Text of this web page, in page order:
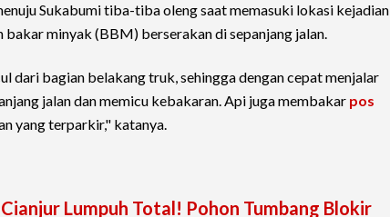
Sukabumi tiba-tiba oleng saat memasuki lokasi kejadian
minyak (BBM) berserakan di sepanjang jalan.
dari bagian belakang truk, sehingga dengan cepat menjalar
jalan dan memicu kebakaran. Api juga membakar pos
yang terparkir," katanya.
Lumpuh Total! Pohon Tumbang Blokir